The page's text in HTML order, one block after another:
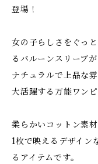
登場！
女の子らしさをぐっ
るバルーンスリーブが
ナチュラルで上品な
大活躍する万能ワンピ
柔らかいコットン素
1枚で映えるデザイン
るアイテムです。